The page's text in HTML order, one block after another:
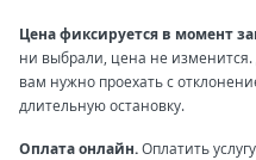
Цена фиксируется в момент
ни выбрали, цена не
вам нужно проехать с
длительную остановку.
Оплата онлайн.Оплатить